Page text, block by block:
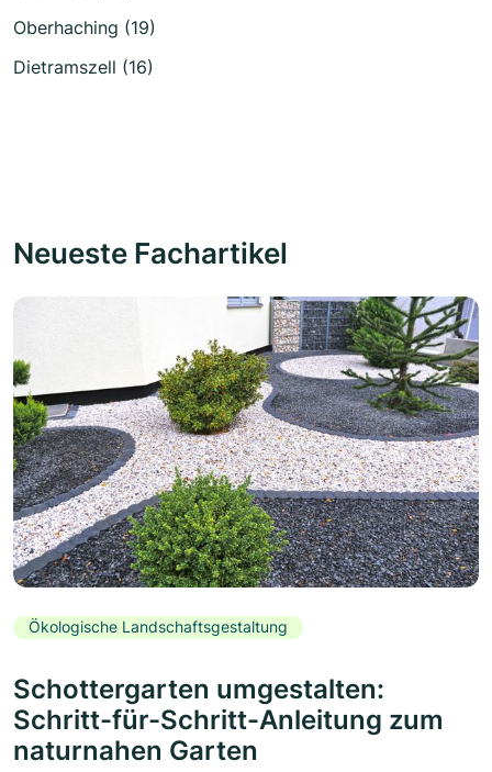
Oberhaching (19)
Dietramszell (16)
Neueste Fachartikel
Ökologische Landschaftsgestaltung
Schottergarten umgestalten:
Schritt-für-Schritt-Anleitung zum
naturnahen Garten